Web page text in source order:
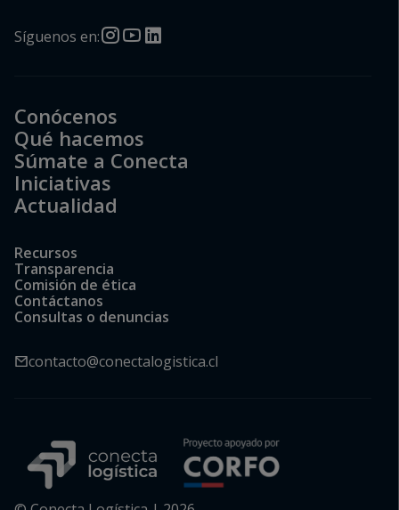
Síguenos en:
Conócenos
Qué hacemos
Súmate a Conecta
Iniciativas
Actualidad
Recursos
Transparencia
Comisión de ética
Contáctanos
Consultas o denuncias
contacto@conectalogistica.cl